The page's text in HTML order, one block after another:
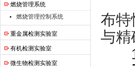
燃烧管理系统
燃烧管理控制系统
重金属检测实验室
有机检测实验室
微生物检测实验室
布特
与精
​​1